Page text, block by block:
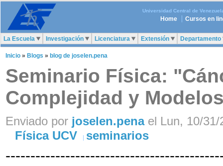
Universidad Central de
Home Cursos en
La Escuela Investigación Licenciatura Extensión Departamento
Inicio » Blogs » blog de joselen.pena
Seminario Física:
Complejidad y
Enviado por joselen.penael Lun, 10/31/
Física UCV
seminarios